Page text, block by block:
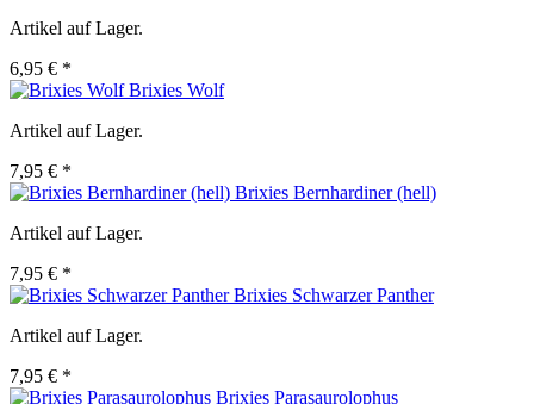
Artikel auf Lager.
6,95 € *
Brixies Wolf
Artikel auf Lager.
7,95 € *
Brixies Bernhardiner (hell)
Artikel auf Lager.
7,95 € *
Brixies Schwarzer Panther
Artikel auf Lager.
7,95 € *
Brixies Parasaurolophus